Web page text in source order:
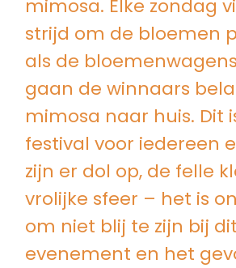
mimosa. Elke zondag
strijd om de bloemen
als de
gaan de winnaars
mimosa naar huis. Dit
festival voor iedereen
zijn er dol op, de felle
vrolijke sfeer – het is
om niet blij te zijn bij dit
evenement en het